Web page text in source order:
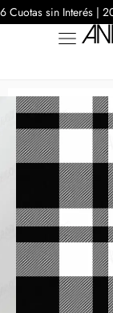
6 Cuotas sin Interés |